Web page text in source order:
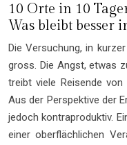
10 Orte in 10
Was bleibt besser
Die Versuchung, in
gross. Die Angst, etwas
treibt viele Reisende
Aus der Perspektive der
jedoch kontraproduktiv.
einer oberflächlichen